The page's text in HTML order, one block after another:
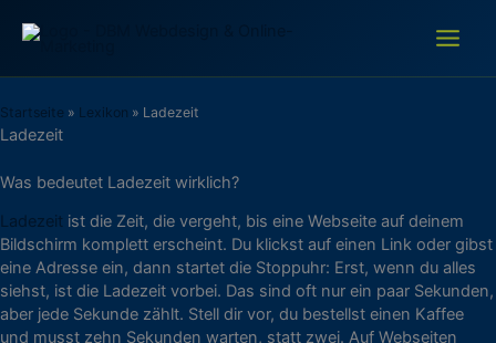
Inhalt
Startseite » Lexikon » Ladezeit
Ladezeit
Was bedeutet Ladezeit wirklich?
Ladezeit ist die Zeit, die vergeht, bis eine Webseite auf deinem
Bildschirm komplett erscheint. Du klickst auf einen Link oder gibst
eine Adresse ein, dann startet die Stoppuhr: Erst, wenn du alles
siehst, ist die Ladezeit vorbei. Das sind oft nur ein paar Sekunden,
aber jede Sekunde zählt. Stell dir vor, du bestellst einen Kaffee
und musst zehn Sekunden warten, statt zwei. Auf Webseiten